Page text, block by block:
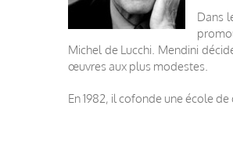
Dans
Michel de Lucchi. Mendini
œuvres aux plus modestes.
En 1982, il cofonde une école